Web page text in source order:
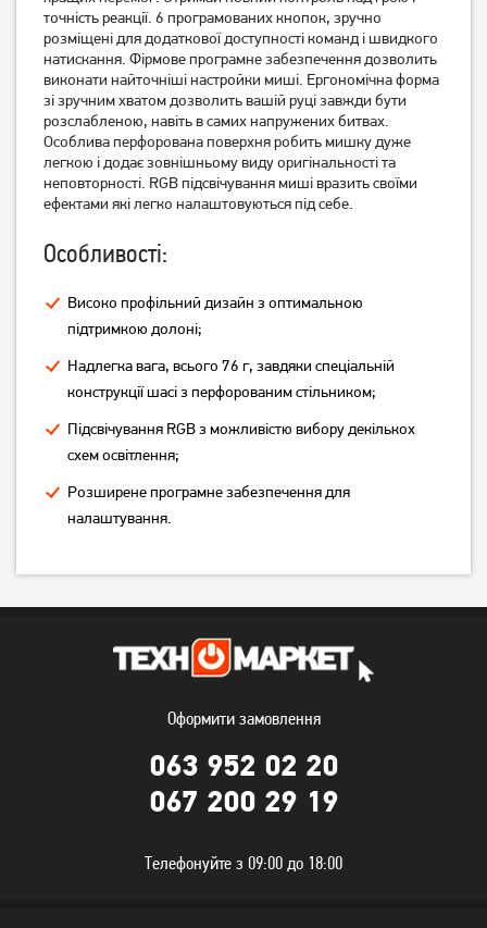
849грн
(4711421757874)
749грн
Миша ігрова Logitech G102
Lightsync USB Black
1 549грн 429грн
Миша ігрова A4Tech XL-
Миша A4Tech X-718BK USB
Black (4711421758994)
точність реакції. 6 програмованих кнопок, зручно
розміщені для додаткової доступності команд і швидкого
натискання. Фірмове програмне забезпечення дозволить
виконати найточніші настройки миші. Ергономічна форма
зі зручним хватом дозволить вашій руці завжди бути
розслабленою, навіть в самих напружених битвах.
Особлива перфорована поверхня робить мишку дуже
легкою і додає зовнішньому виду оригінальності та
неповторності. RGB підсвічування миші вразить своїми
ефектами які легко налаштовуються під себе.
Особливості:
Високо профільний дизайн з оптимальною
підтримкою долоні;
Надлегка вага, всього 76 г, завдяки спеціальній
конструкції шасі з перфорованим стільником;
Підсвічування RGB з можливістю вибору декількох
схем освітлення;
Розширене програмне забезпечення для
налаштування.
Оформити замовлення
063 952 02 20
067 200 29 19
Телефонуйте з 09:00 до 18:00